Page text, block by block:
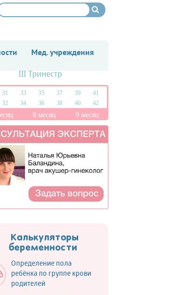
Мед. учреждения
III Триместр
31 33 35 37 39
41
32 34 36 38 40 42
8 месяц 9 месяц
Калькуляторы
беременности
Определение пола
ребёнка по группе крови
родителей